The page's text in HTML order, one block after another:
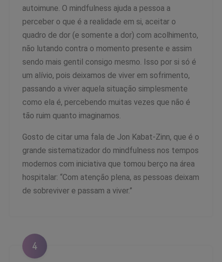
autoimune. O mindfulness ajuda a pessoa a
perceber o que é a realidade em si, aceitar o
quadro de dor (e somente a dor) com acolhimento,
não lutando contra o momento presente e assim
sendo mais gentil consigo mesmo. Isso por si só é
um alívio, pois deixamos de viver em sofrimento,
passando a viver aquela situação simplesmente
como ela é, percebendo muitas vezes que não é
tão ruim quanto imaginamos.
Gosto de citar uma fala de Jon Kabat-Zinn, que é o
grande sistematizador do mindfulness nos tempos
modernos com iniciativa que tomou berço na área
hospitalar: “Com atenção plena, as pessoas deixam
de sobreviver e passam a viver.”
4